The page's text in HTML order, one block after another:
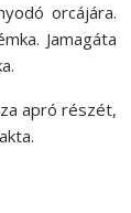
orcájára.
Jamagáta
apró részét,